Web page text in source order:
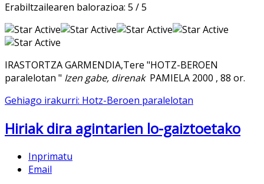
Erabiltzailearen balorazioa: 5 /5
IRASTORTZA GARMENDIA,Tere "HOTZ-BEROEN
paralelotan " Izen gabe, direnak PAMIELA 2000 , 88 or.
Gehiago irakurri: Hotz-Beroen paralelotan
Hiriak dira agintarien lo-gaiztoetako
Inprimatu
Email